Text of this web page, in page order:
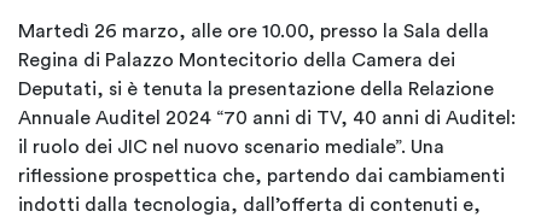
Martedì 26 marzo, alle ore 10.00, presso la Sala della
Regina di Palazzo Montecitorio della Camera dei
Deputati, si è tenuta la presentazione della Relazione
Annuale Auditel 2024 “70 anni di TV, 40 anni di Auditel:
il ruolo dei JIC nel nuovo scenario mediale”. Una
riflessione prospettica che, partendo dai cambiamenti
indotti dalla tecnologia, dall’offerta di contenuti e,